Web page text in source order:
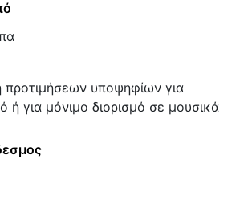
προτιμήσεων υποψηφίων για
ή για μόνιμο διορισμό σε μουσικά